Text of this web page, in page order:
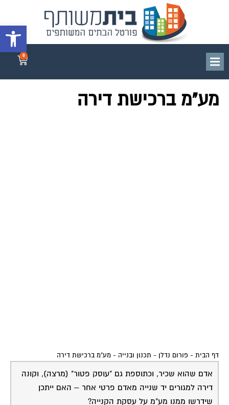
פתח
0
מע"מ ברכישת דירה
דף הבית - פורום נדלן - תכנון ובנייה - מע"מ ברכישת דירה
אדם שהוא שכיר, וכתוספת גם "עוסק פטור" (מרצה), וקונה
דירה למגורים יד שנייה מאדם פרטי אחר – האם ייתכן
שידרשו ממנו מע"מ על עסקת הקנייה?